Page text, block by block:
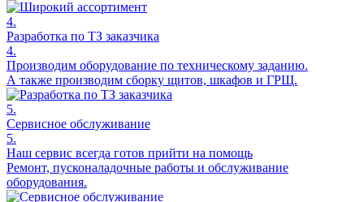
4.
Разработка по ТЗ заказчика
4.
Производим оборудование по техническому заданию.
А также производим сборку щитов, шкафов и ГРЩ.
5.
Сервисное обслуживание
5.
Наш сервис всегда готов прийти на помощь
Ремонт, пусконаладочные работы и обслуживание
оборудования.